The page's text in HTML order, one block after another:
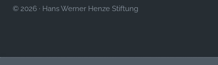
© 2026 · Hans Werner Henze Stiftung